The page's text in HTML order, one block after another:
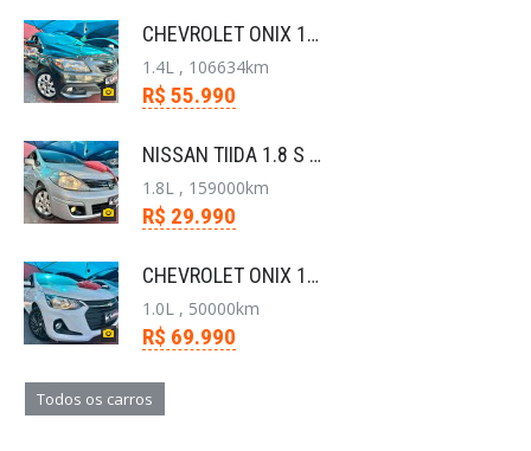
CHEVROLET ONIX 1.4 MPFI LT 8V FLEX 4P AUTOMÁTICO
1.4L , 106634km
R$ 55.990
NISSAN TIIDA 1.8 S 16V FLEX 4P MANUAL
1.8L , 159000km
R$ 29.990
CHEVROLET ONIX 1.0 FLEX PLUS LT MANUAL
1.0L , 50000km
R$ 69.990
Todos os carros